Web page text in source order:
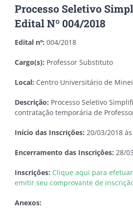
Processo Seletivo
Edital Nº 004/2018
Edital nº: 004/2018
Cargo(s): Professor Substituto
Local: Centro Universitário de
Descrição: Processo Seletivo
contratação temporária de
Início das Inscrições: 20/03/2018
Encerramento das Inscrições: 28/
Inscrições: Clique aqui para
emitir seu comprovante de
Anexos: